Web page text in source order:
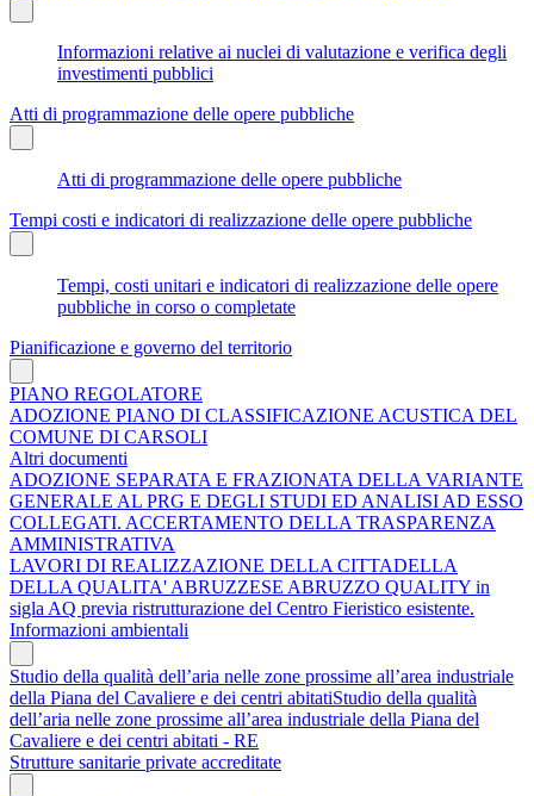
Informazioni relative ai nuclei di valutazione e verifica degli
investimenti pubblici
Atti di programmazione delle opere pubbliche
Atti di programmazione delle opere pubbliche
Tempi costi e indicatori di realizzazione delle opere pubbliche
Tempi, costi unitari e indicatori di realizzazione delle opere
pubbliche in corso o completate
Pianificazione e governo del territorio
PIANO REGOLATORE
ADOZIONE PIANO DI CLASSIFICAZIONE ACUSTICA DEL
COMUNE DI CARSOLI
Altri documenti
ADOZIONE SEPARATA E FRAZIONATA DELLA VARIANTE
GENERALE AL PRG E DEGLI STUDI ED ANALISI AD ESSO
COLLEGATI. ACCERTAMENTO DELLA TRASPARENZA
AMMINISTRATIVA
LAVORI DI REALIZZAZIONE DELLA CITTADELLA
DELLA QUALITA' ABRUZZESE ABRUZZO QUALITY in
sigla AQ previa ristrutturazione del Centro Fieristico esistente.
Informazioni ambientali
Studio della qualità dell’aria nelle zone prossime all’area industriale
della Piana del Cavaliere e dei centri abitatiStudio della qualità
dell’aria nelle zone prossime all’area industriale della Piana del
Cavaliere e dei centri abitati - RE
Strutture sanitarie private accreditate